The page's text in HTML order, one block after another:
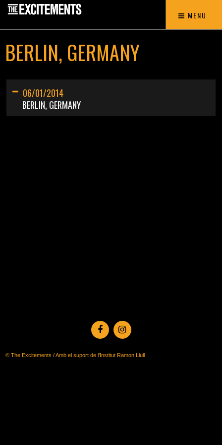
MENU
BERLIN, GERMANY
06/01/2014
BERLIN, GERMANY
© The Excitements / Amb el suport de l’Institut Ramon Llull